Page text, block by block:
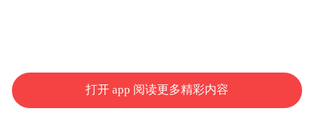
同时咖啡还能减少肾小管对钠的重吸收，体
内剩了太多的钠离子要排出来主要也就是
通
打开 app 阅读更多精彩内容